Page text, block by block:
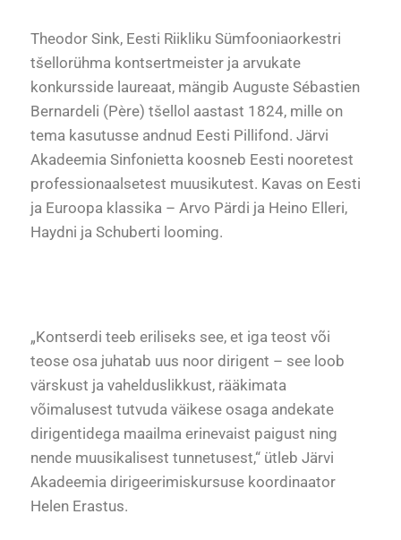
Theodor Sink, Eesti Riikliku Sümfooniaorkestri
tšellorühma kontsertmeister ja arvukate
konkursside laureaat, mängib Auguste Sébastien
Bernardeli (Père) tšellol aastast 1824, mille on
tema kasutusse andnud Eesti Pillifond. Järvi
Akadeemia Sinfonietta koosneb Eesti nooretest
professionaalsetest muusikutest. Kavas on Eesti
ja Euroopa klassika – Arvo Pärdi ja Heino Elleri,
Haydni ja Schuberti looming.
„Kontserdi teeb eriliseks see, et iga teost või
teose osa juhatab uus noor dirigent – see loob
värskust ja vahelduslikkust, rääkimata
võimalusest tutvuda väikese osaga andekate
dirigentidega maailma erinevaist paigust ning
nende muusikalisest tunnetusest,“ ütleb Järvi
Akadeemia dirigeerimiskursuse koordinaator
Helen Erastus.